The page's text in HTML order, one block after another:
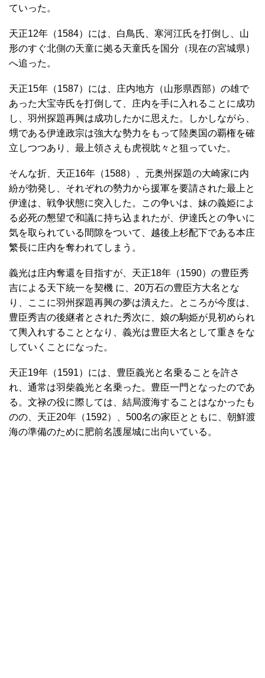
ていった。
天正12年（1584）には、白鳥氏、寒河江氏を打倒し、山
形のすぐ北側の天童に拠る天童氏を国分（現在の宮城県）
へ追った。
天正15年（1587）には、庄内地方（山形県西部）の雄で
あった大宝寺氏を打倒して、庄内を手に入れることに成功
し、羽州探題再興は成功したかに思えた。しかしながら、
甥である伊達政宗は強大な勢力をもって陸奥国の覇権を確
立しつつあり、最上領さえも虎視眈々と狙っていた。
そんな折、天正16年（1588）、元奥州探題の大崎家に内
紛が勃発し、それぞれの勢力から援軍を要請された最上と
伊達は、戦争状態に突入した。この争いは、妹の義姫によ
る必死の懇望で和議に持ち込まれたが、伊達氏との争いに
気を取られている間隙をついて、越後上杉配下である本庄
繁長に庄内を奪われてしまう。
義光は庄内奪還を目指すが、天正18年（1590）の豊臣秀
吉による天下統一を契機 に、20万石の豊臣方大名とな
り、ここに羽州探題再興の夢は潰えた。ところが今度は、
豊臣秀吉の後継者とされた秀次に、娘の駒姫が見初められ
て輿入れすることとなり、義光は豊臣大名として重きをな
していくことになった。
天正19年（1591）には、豊臣義光と名乗ることを許さ
れ、通常は羽柴義光と名乗った。豊臣一門となったのであ
る。文禄の役に際しては、結局渡海することはなかったも
のの、天正20年（1592）、500名の家臣とともに、朝鮮渡
海の準備のために肥前名護屋城に出向いている。